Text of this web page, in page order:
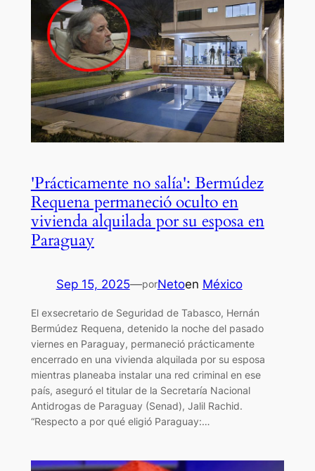
'Prácticamente no salía': Bermúdez
Requena permaneció oculto en
vivienda alquilada por su esposa en
Paraguay
Sep 15, 2025—porNetoen México
El exsecretario de Seguridad de Tabasco, Hernán
Bermúdez Requena, detenido la noche del pasado
viernes en Paraguay, permaneció prácticamente
encerrado en una vivienda alquilada por su esposa
mientras planeaba instalar una red criminal en ese
país, aseguró el titular de la Secretaría Nacional
Antidrogas de Paraguay (Senad), Jalil Rachid.
“Respecto a por qué eligió Paraguay:…